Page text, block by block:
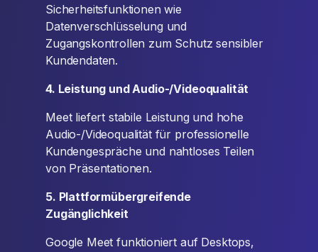
Sicherheitsfunktionen wie
Datenverschlüsselung und
Zugangskontrollen zum Schutz sensibler
Kundendaten.
4. Leistung und Audio-/Videoqualität
Meet liefert stabile Leistung und hohe
Audio-/Videoqualität für professionelle
Kundengespräche und nahtloses Teilen
von Präsentationen.
5. Plattformübergreifende
Zugänglichkeit
Google Meet funktioniert auf Desktops,